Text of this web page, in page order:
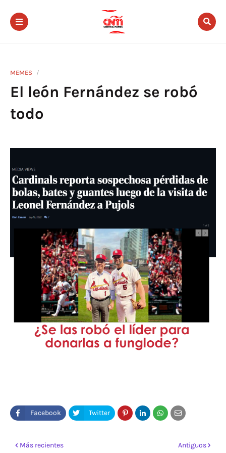
MEMES
El león Fernández se robó
todo
Más recientes Antiguos